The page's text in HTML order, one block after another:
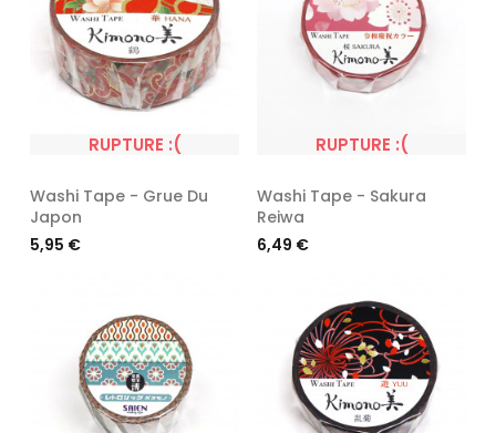
RUPTURE :(
Washi Tape - Grue Du
Japon
Prix
5,95 €
RUPTURE :(
Washi Tape - Sakura
Reiwa
Prix
6,49 €